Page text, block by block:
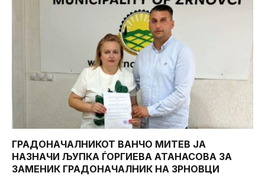
ГРАДОНАЧАЛНИКОТ ВАНЧО МИТЕВ ЈА
НАЗНАЧИ ЉУПКА ЃОРГИЕВА АТАНАСОВА ЗА
ЗАМЕНИК ГРАДОНАЧАЛНИК НА ЗРНОВЦИ